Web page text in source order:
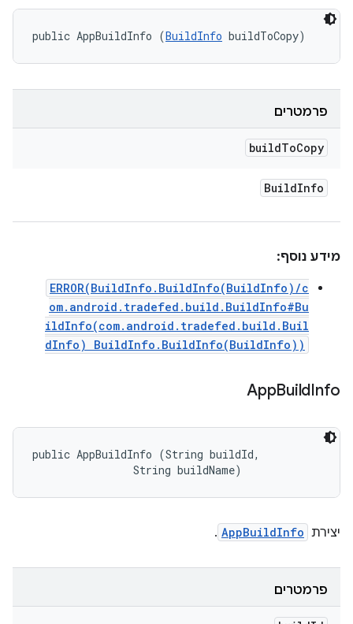
public AppBuildInfo (BuildInfo buildToCopy)
פרמטרים
buildToCopy
BuildInfo
מידע נוסף:
ERROR(BuildInfo.BuildInfo(BuildInfo)/c
om.android.tradefed.build.BuildInfo#Bu
ildInfo(com.android.tradefed.build.Buil
dInfo) BuildInfo.BuildInfo(BuildInfo))
AppBuildInfo
public AppBuildInfo (String buildId,
                String buildName)
יצירת AppBuildInfo
.
פרמטרים